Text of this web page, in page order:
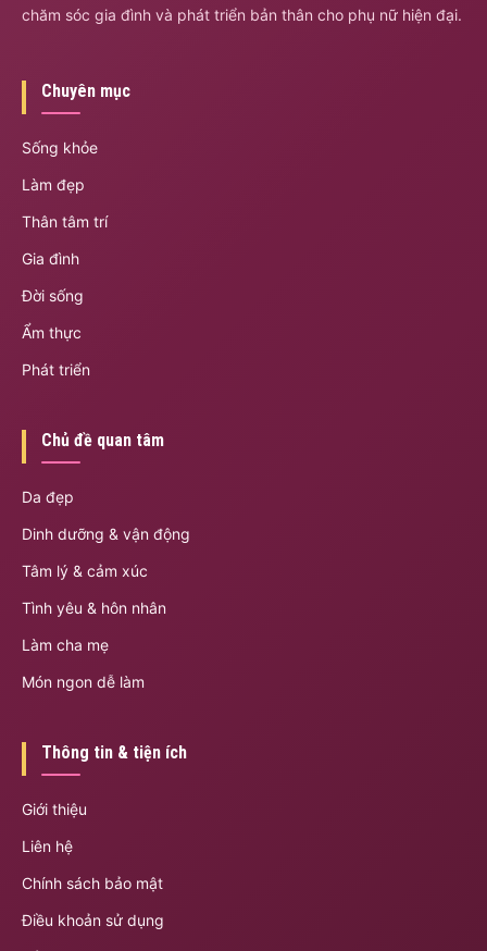
chăm sóc gia đình và phát triển bản thân cho phụ nữ hiện đại.
Chuyên mục
Sống khỏe
Làm đẹp
Thân tâm trí
Gia đình
Đời sống
Ẩm thực
Phát triển
Chủ đề quan tâm
Da đẹp
Dinh dưỡng & vận động
Tâm lý & cảm xúc
Tình yêu & hôn nhân
Làm cha mẹ
Món ngon dễ làm
Thông tin & tiện ích
Giới thiệu
Liên hệ
Chính sách bảo mật
Điều khoản sử dụng